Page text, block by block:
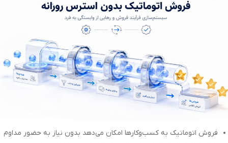
فروش اتوماتیک به کسب‌وکارها امکان می‌دهد بدون نیاز به حضور مداوم